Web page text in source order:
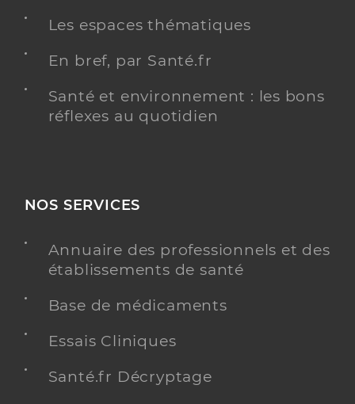
Les espaces thématiques
En bref, par Santé.fr
Santé et environnement : les bons
réflexes au quotidien
NOS SERVICES
Annuaire des professionnels et des
établissements de santé
Base de médicaments
Essais Cliniques
Santé.fr Décryptage